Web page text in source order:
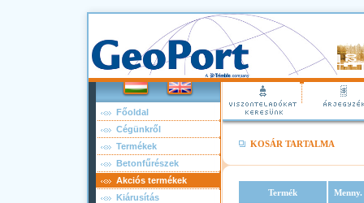
Főoldal
Cégünkről
Termékek
Betonfűrészek
Akciós termékek
Kiárusítás
KOSÁR TARTALMA
Termék Menny.